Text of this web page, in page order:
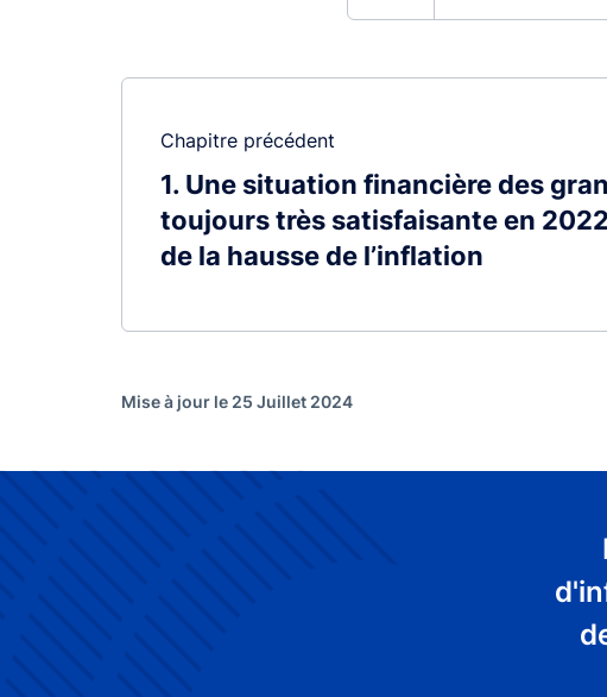
Chapitre précédent
1 Une situation financière des
toujours très satisfaisante en
de la hausse de l’inflation
Mise à jour le 25 Juillet 2024